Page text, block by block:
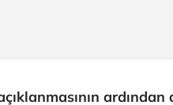
ardından